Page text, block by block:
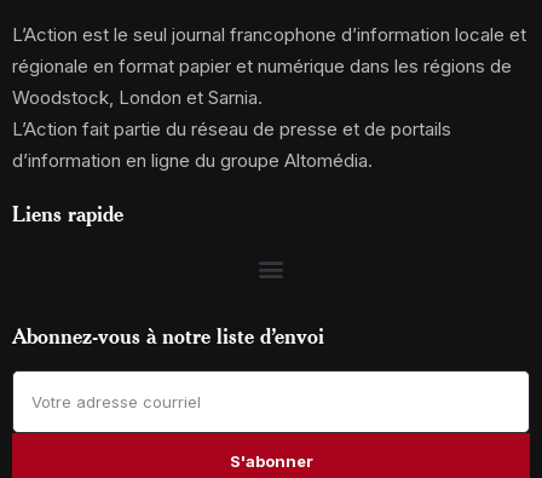
L’Action est le seul journal francophone d’information locale et
régionale en format papier et numérique dans les régions de
Woodstock, London et Sarnia.
L’Action fait partie du réseau de presse et de portails
d’information en ligne du groupe Altomédia.
Liens rapide
Abonnez-vous à notre liste d’envoi